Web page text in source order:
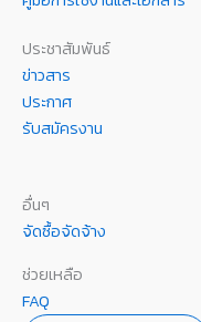
ประชาสัมพันธ์
ข่าวสาร
ประกาศ
รับสมัครงาน
อื่นๆ
จัดซื้อจัดจ้าง
ช่วยเหลือ
FAQ